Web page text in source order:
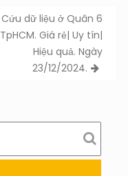
Cứu dữ liệu ở Quân 6
TpHCM. Giá rẻ| Uy tín|
Hiệu quả. Ngày
23/12/2024.